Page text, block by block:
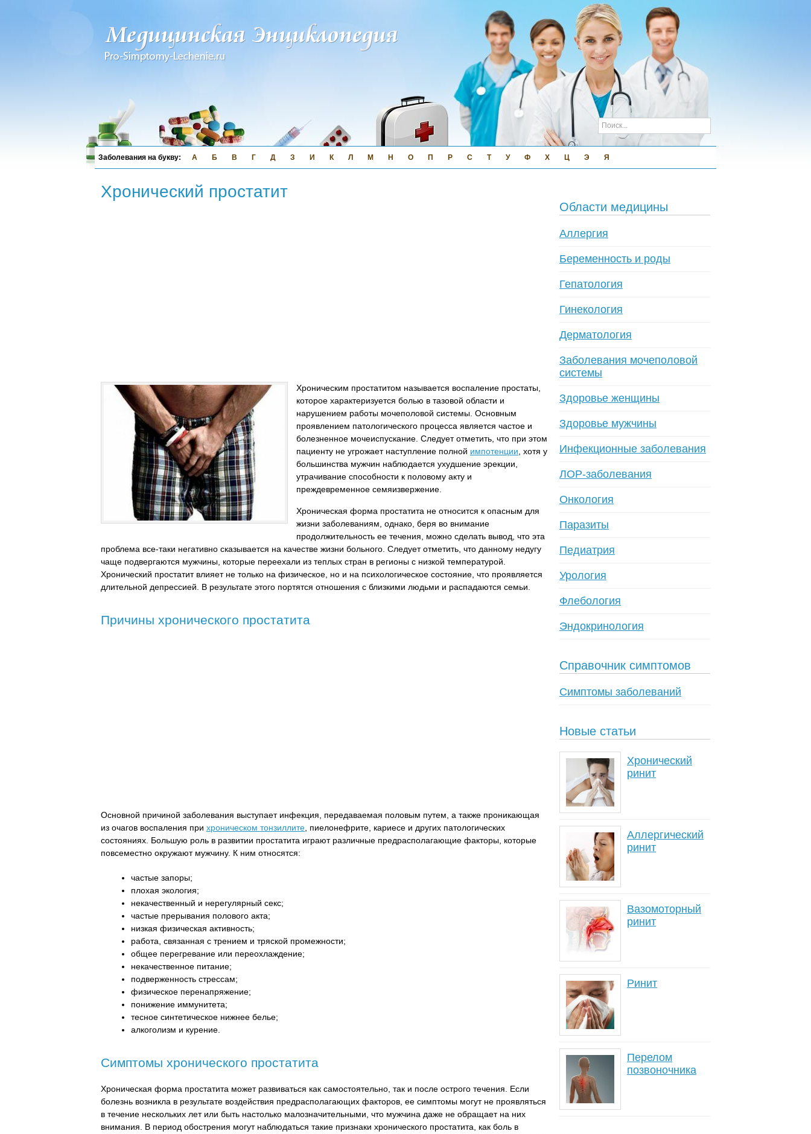
А Б В Г Д З И К Л М Н О П Р С Т У Ф Х Ц Э Я
Хронический простатит
Хроническим простатитом называется воспаление простаты,
которое характеризуется болью в тазовой области и
нарушением работы мочеполовой системы. Основным
проявлением патологического процесса является частое и
болезненное мочеиспускание. Следует отметить, что при этом
пациенту не угрожает наступление полной импотенции , хотя у
большинства мужчин наблюдается ухудшение эрекции,
утрачивание способности к половому акту и
преждевременное семяизвержение.
Хроническая форма простатита не относится к опасным для
жизни заболеваниям, однако, беря во внимание
продолжительность ее течения, можно сделать вывод, что эта
проблема все-таки негативно сказывается на качестве жизни больного. Следует отметить, что данному недугу
чаще подвергаются мужчины, которые переехали из теплых стран в регионы с низкой температурой.
Хронический простатит влияет не только на физическое, но и на психологическое состояние, что проявляется
длительной депрессией. В результате этого портятся отношения с близкими людьми и распадаются семьи.
Причины хронического простатита
Основной причиной заболевания выступает инфекция, передаваемая половым путем, а также проникающая
из очагов воспаления при хроническом тонзиллите , пиелонефрите, кариесе и других патологических
состояниях. Большую роль в развитии простатита играют различные предрасполагающие факторы, которые
повсеместно окружают мужчину. К ним относятся:
частые запоры;
плохая экология;
некачественный и нерегулярный секс;
частые прерывания полового акта;
низкая физическая активность;
работа, связанная с трением и тряской промежности;
общее перегревание или переохлаждение;
некачественное питание;
подверженность стрессам;
физическое перенапряжение;
понижение иммунитета;
тесное синтетическое нижнее белье;
алкоголизм и курение.
Симптомы хронического простатита
Хроническая форма простатита может развиваться как самостоятельно, так и после острого течения. Если
болезнь возникла в результате воздействия предрасполагающих факторов, ее симптомы могут не проявляться
в течение нескольких лет или быть настолько малозначительными, что мужчина даже не обращает на них
внимания. В период обострения могут наблюдаться такие признаки хронического простатита, как боль в
Области медицины
Аллергия
Беременность и роды
Гепатология
Гинекология
Дерматология
Заболевания мочеполовой
системы
Здоровье женщины
Здоровье мужчины
Инфекционные заболевания
ЛОР-заболевания
Онкология
Паразиты
Педиатрия
Урология
Флебология
Эндокринология
Справочник симптомов
Симптомы заболеваний
Новые статьи
Хронический
ринит
Аллергический
ринит
Вазомоторный
ринит
Ринит
Перелом
позвоночника